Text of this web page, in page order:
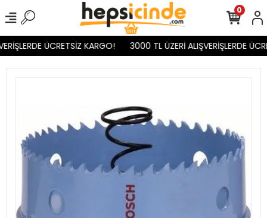
ÜCRETSİZ KARGO! 3000 TL ÜZERİ ALIŞVERİŞLERDE
0